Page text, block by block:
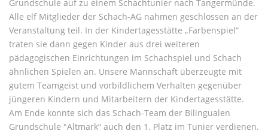
Grundschule auf zu einem Schachtunier nach Tangermünde.
Alle elf Mitglieder der Schach-AG nahmen geschlossen an der
Veranstaltung teil. In der Kindertagesstätte „Farbenspiel“
traten sie dann gegen Kinder aus drei weiteren
pädagogischen Einrichtungen im Schachspiel und Schach
ähnlichen Spielen an. Unsere Mannschaft überzeugte mit
gutem Teamgeist und vorbildlichem Verhalten gegenüber
jüngeren Kindern und Mitarbeitern der Kindertagesstätte.
Am Ende konnte sich das Schach-Team der Bilingualen
Grundschule "Altmark“ auch den 1. Platz im Tunier verdienen.